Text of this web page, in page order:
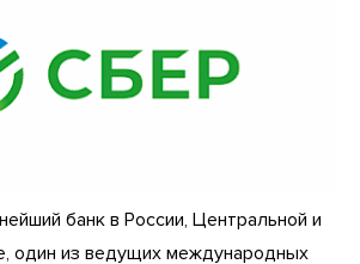
банк в России, Центральной и
один из ведущих международных